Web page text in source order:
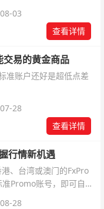
03
查看详情
易的黄金商品
准账户还好是超低点差
28
查看详情
行情新机遇
、台湾或澳门的FxPro
Promo账号，即可自动
28